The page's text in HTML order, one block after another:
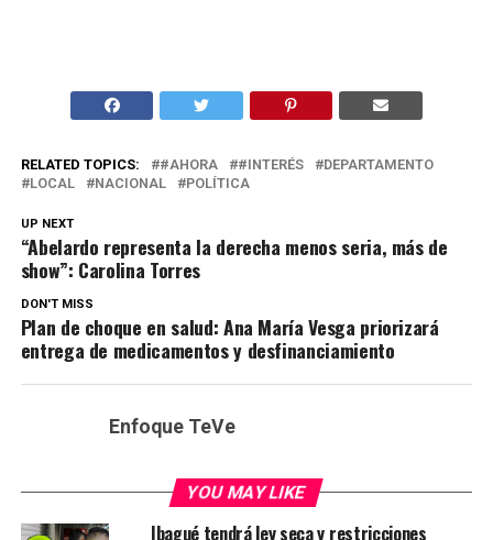
RELATED TOPICS: #AHORA #INTERÉS
DEPARTAMENTO
LOCAL
NACIONAL POLÍTICA
UP NEXT
“Abelardo representa la derecha menos seria, más de
show”: Carolina Torres
DON'T MISS
Plan de choque en salud: Ana María Vesga priorizará
entrega de medicamentos y desfinanciamiento
Enfoque TeVe
YOU MAY LIKE
Ibagué tendrá ley seca y restricciones